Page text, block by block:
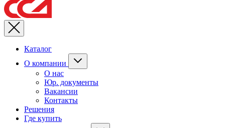
Каталог
О компании
О нас
Юр. документы
Вакансии
Контакты
Решения
Где купить